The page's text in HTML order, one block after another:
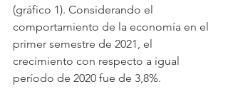
(gráfico 1). Considerando el
comportamiento de la economía en el
primer semestre de 2021, el
crecimiento con respecto a igual
período de 2020 fue de 3,8%.